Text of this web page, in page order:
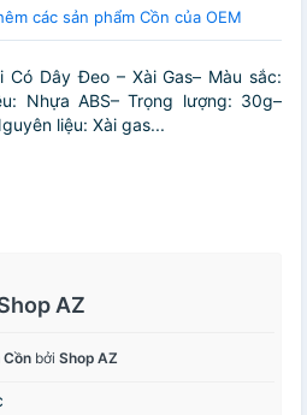
các sản phẩm Cồn của OEM
Có Dây Đeo – Xài Gas– Màu sắc:
Nhựa ABS– Trọng lượng: 30g–
liệu: Xài gas...
AZ
Cồn bởi Shop AZ